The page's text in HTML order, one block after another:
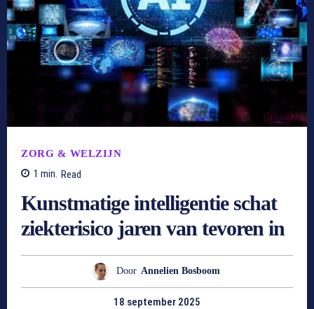
ZORG & WELZIJN
1 min. Read
Kunstmatige intelligentie schat
ziekterisico jaren van tevoren in
Door Annelien Bosboom
18 september 2025